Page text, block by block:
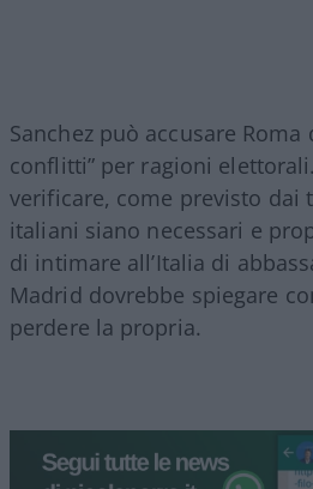
Sanchez può accusare
conflitti” per ragioni
verificare, come previsto dai
italiani siano necessari e
di intimare all’Italia di
Madrid dovrebbe spiegare
perdere la propria.